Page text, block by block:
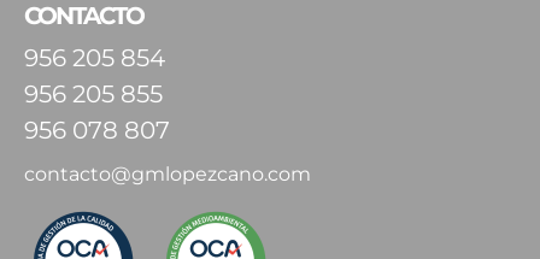
CONTACTO
956 205 854
956 205 855
956 078 807
contacto@gmlopezcano.com